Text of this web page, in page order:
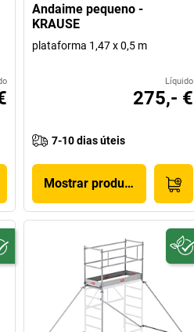
Andaime pequeno -
KRAUSE
plataforma 1,47 x 0,5 m
Líquido
275,- €
7-10 dias úteis
Mostrar produto